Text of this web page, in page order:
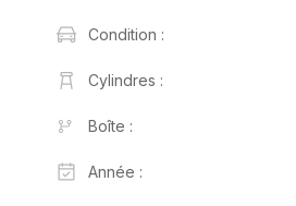
Condition :
Cylindres :
Boîte :
Année :